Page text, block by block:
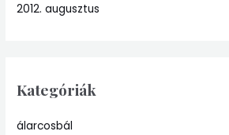
2012. augusztus
Kategóriák
álarcosbál